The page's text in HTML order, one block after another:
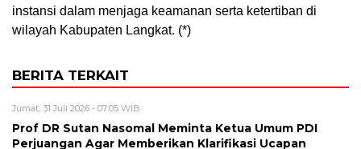
instansi dalam menjaga keamanan serta ketertiban di
wilayah Kabupaten Langkat. (*)
BERITA TERKAIT
Jumat, 31 Juli 2026 - 07:05 WIB
Prof DR Sutan Nasomal Meminta Ketua Umum PDI
Perjuangan Agar Memberikan Klarifikasi Ucapan